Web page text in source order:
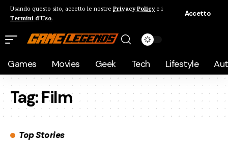
Usando questo sito, accetto le nostre Privacy Policye i
Termini d'Uso.
Accetto
Games Movies Geek Tech Lifestyle
Tag:Film
Top Stories